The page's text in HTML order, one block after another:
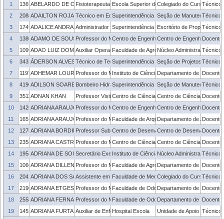
1 1369868ABELARDO DE OLIVEIRA SOARES JUNIOR
Fisioterapeuta Escola Superior de Educação Física e
Colegiado do Curso deTécnico
2
2088400ADAILTON ROJAHN SIASTécnico em EdificaçõesSuperintendência de Infraestrutura
Seção de Manutenção do
Técnico
3
1749440ADALICE ANDRADE KOSBY
Administrador Superintendência de Inovação e
Escritório de Propriedade
Técnico
4
1386309ADAMO DE SOUSA ARAÚJOProfessor do Magistério Superior
Centro de EngenhariasCentro de Engenharias
Docente
5
1099418ADAO LUIZ DOMINGUES SILVEIRA
Auxiliar OperacionalFaculdade de Agronomia Eliseu Maciel
Núcleo Administrativo -Técnico
6
3437315ÁDERSON ALVES DA SILVATécnico de Tecnologia da Informação
Superintendência de Gestão de Tecnologia
Seção de ProjetosTécnico
7
1197738ADHEMAR LOURENCO DA SILVA JUNIOR
Professor do Magistério Superior
Instituto de Ciências HumanasDepartamento de História
Docente
8
419097ADILSON SOARES NOGUEIRA
Bombeiro HidráulicoSuperintendência de Infraestrutura
Seção de Manutenção dos
Técnico
9
3511696ADNAN KHAN Professor VisitanteCentro de Ciências Químicas, Farmacêuticas
Centro de CiênciasDocente
10
1426748ADRIANA ARAUJO CASTRO LOPES
Professor do Magistério Superior
Centro de EngenhariasCentro de Engenharias
Docente
11
1651788ADRIANA ARAUJO PORTELLAProfessor do Magistério Superior
Faculdade de Arquitetura e Urbanismo
Departamento de Docente
12
1275220ADRIANA BORDINIProfessor SubstitutoCentro de Desenvolvimento Tecnológico
Centro de
Docente
13
2358474ADRIANA CASTRO PINHEIROProfessor do Magistério Superior
Centro de Ciências Químicas, Farmacêuticas
Centro de CiênciasDocente
14
1954353ADRIANA DE SOUZA GOMES
Secretário ExecutivoInstituto de Ciências HumanasNúcleo Administrativo - ICH
Técnico
15
1066204ADRIANA DILLENBURG MEINHART
Professor do Magistério Superior
Faculdade de Agronomia Eliseu Maciel
Departamento de Ciência
Docente
16
2042158ADRIANA DOS SANTOS RODRIGUES
Assistente em Administração
Faculdade de MedicinaColegiado do Curso deTécnico
17
2190706ADRIANA ETGES Professor do Magistério Superior
Faculdade de OdontologiaDepartamento de
Docente
18
2558985ADRIANA FERNANDES DA SILVAProfessor do Magistério Superior
Faculdade de OdontologiaDepartamento de Docente
19
1452961ADRIANA FURTADO PEDRAAuxiliar de EnfermagemHospital Escola Unidade de Apoio aoTécnico